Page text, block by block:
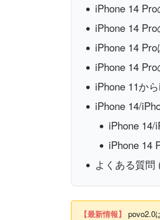
iPhone 14
iPhone 14
iPhone 14
iPhone 14
iPhone 11か
iPhone 14/
iPhone 14/
iPhone 14
よくある質問
【最新情報】 povo2.0